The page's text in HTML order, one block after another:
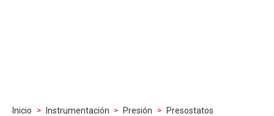
Inicio > Instrumentación > Presión > Presostatos